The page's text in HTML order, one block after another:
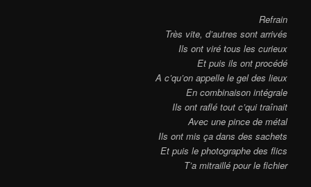
Refrain
Très vite, d’autres sont arrivés
Ils ont viré tous les curieux
Et puis ils ont procédé
A c’qu’on appelle le gel des lieux
En combinaison intégrale
Ils ont raflé tout c’quitraînait
Avec une pince de métal
Ils ont mis ça dans des sachets
Et puis le photographe des flics
T’a mitraillé pour le fichier